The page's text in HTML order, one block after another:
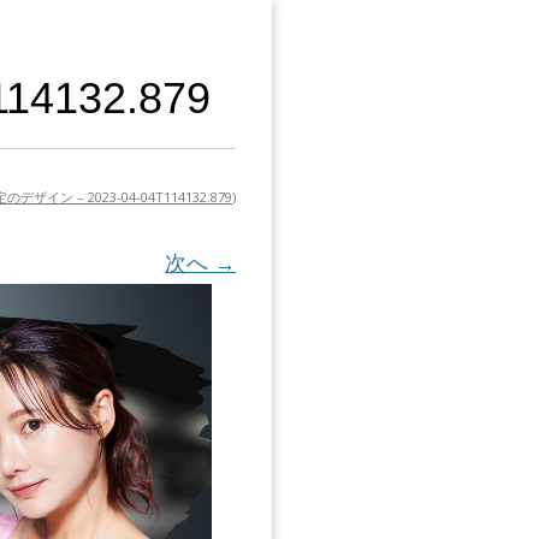
のデザイン – 2023-04-04T114132.879)
次へ →